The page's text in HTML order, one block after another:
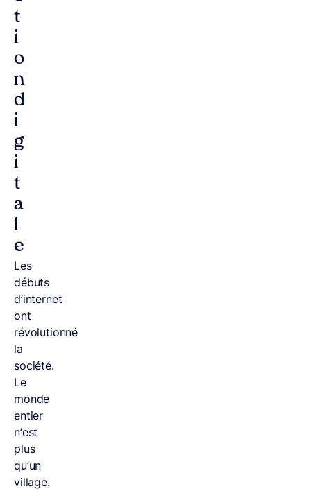
t
i
o
n
d
i
g
i
t
a
l
e
Les
débuts
d’internet
ont
révolutionné
la
société.
Le
monde
entier
n’est
plus
qu’un
village.